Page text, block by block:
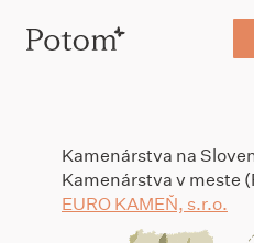
Kamenárstva na
Kamenárstva v meste
EURO KAMEŇ, s.r.o.